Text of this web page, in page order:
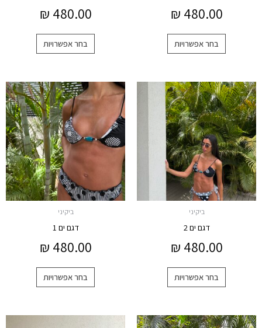
₪ 480.00
בחר אפשרויות
₪ 480.00
בחר אפשרויות
ביקיני
דגם ים 2
₪ 480.00
בחר אפשרויות
למוצר
זה
יש
מספר
סוגים.
ניתן
לבחור
את
האפשרויות
ביקיני
דגם ים 1
₪ 480.00
בחר אפשרויות
למוצר
זה
יש
מספר
סוגים.
ניתן
לבחור
את
האפשרויות
למוצר